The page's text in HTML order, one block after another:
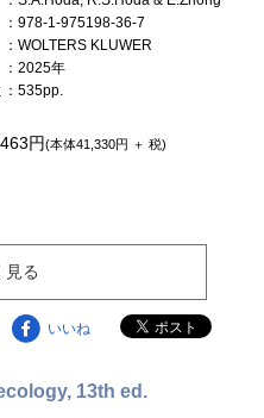
：978-1-975198-36-7
：WOLTERS KLUWER
：2025年
：535pp.
円(本体41,330円 ＋ 税)
見る
いいね
13th ed.